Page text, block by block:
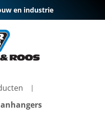
en industrie